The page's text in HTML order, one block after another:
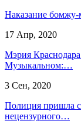
Наказание
17 Апр, 2020
Мэрия
Музыкальном:…
3 Сен, 2020
​Полиция пришла с
нецензурного…